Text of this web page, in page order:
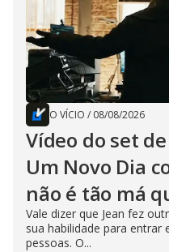
O VÍCIO / 08/08/2026
Vídeo do set
Um Novo Dia
não é tão má
Vale dizer que Jean fez
sua habilidade para entrar
pessoas. O...